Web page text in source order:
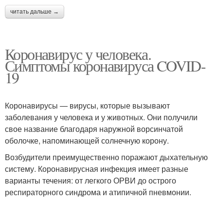
читать дальше →
Коронавирус у человека.
Симптомы коронавируса COVID-
19
Коронавирусы — вирусы, которые вызывают
заболевания у человека и у животных. Они получили
свое название благодаря наружной ворсинчатой
оболочке, напоминающей солнечную корону.
Возбудители преимущественно поражают дыхательную
систему. Коронавирусная инфекция имеет разные
варианты течения: от легкого ОРВИ до острого
респираторного синдрома и атипичной пневмонии.